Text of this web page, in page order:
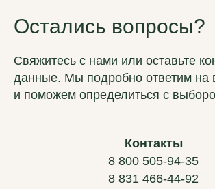
Остались вопросы?
Свяжитесь с нами или оставьте
данные. Мы подробно ответим на
и поможем определиться с
Контакты
8 800 505-94-35
8 831 466-44-92